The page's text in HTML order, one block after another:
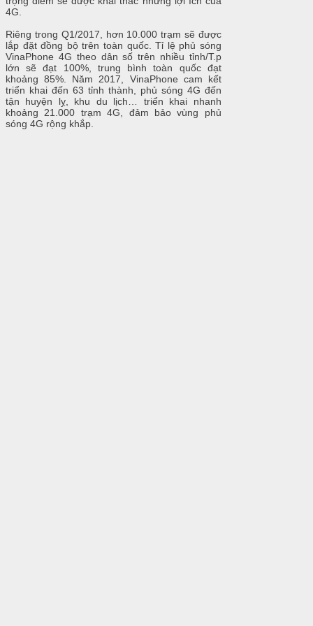
4G.
Riêng trong Q1/2017, hơn 10.000 trạm sẽ được
lắp đặt đồng bộ trên toàn quốc. Tỉ lệ phủ sóng
VinaPhone 4G theo dân số trên nhiều tỉnh/T.p
lớn sẽ đạt 100%, trung bình toàn quốc đạt
khoảng 85%. Năm 2017, VinaPhone cam kết
triển khai đến 63 tỉnh thành, phủ sóng 4G đến
tận huyện lỵ, khu du lịch… triển khai nhanh
khoảng 21.000 trạm 4G, đảm bảo vùng phủ
sóng 4G rộng khắp.